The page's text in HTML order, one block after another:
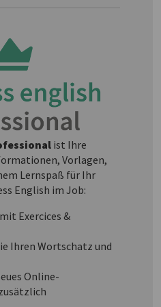
ist Ihre
Vorlagen,
Lernspaß für Ihr
English im Job:
Exercices &
Ihren Wortschatz und
Online-